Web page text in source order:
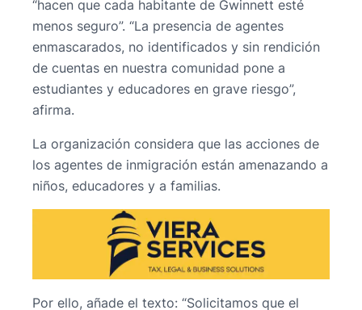
“hacen que cada habitante de Gwinnett esté
menos seguro”. “La presencia de agentes
enmascarados, no identificados y sin rendición
de cuentas en nuestra comunidad pone a
estudiantes y educadores en grave riesgo”,
afirma.
La organización considera que las acciones de
los agentes de inmigración están amenazando a
niños, educadores y a familias.
Por ello, añade el texto: “Solicitamos que el